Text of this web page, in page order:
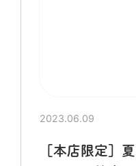
2023.06.09
［本店限定］